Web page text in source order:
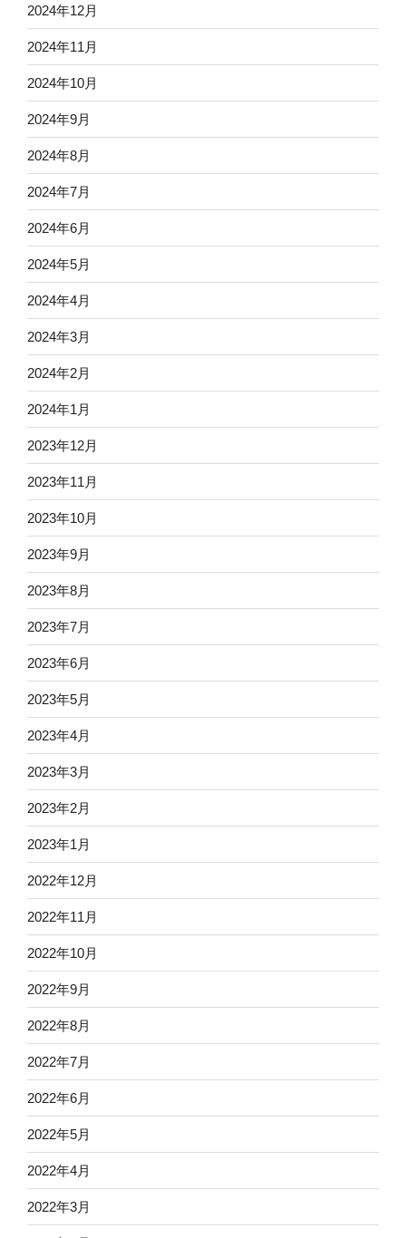
2024年12月
2024年11月
2024年10月
2024年9月
2024年8月
2024年7月
2024年6月
2024年5月
2024年4月
2024年3月
2024年2月
2024年1月
2023年12月
2023年11月
2023年10月
2023年9月
2023年8月
2023年7月
2023年6月
2023年5月
2023年4月
2023年3月
2023年2月
2023年1月
2022年12月
2022年11月
2022年10月
2022年9月
2022年8月
2022年7月
2022年6月
2022年5月
2022年4月
2022年3月